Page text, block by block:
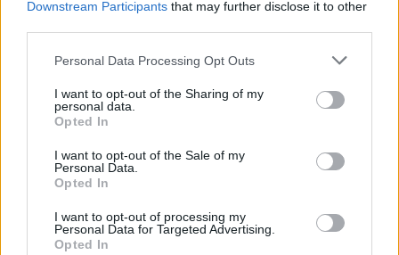
Downstream Participants that may further disclose it to other
Please note that this website/app uses one or more Google
not limited to your visit or usage behaviour. You may click to
grant or deny consent to Google and its third-party tags to
use your data for below specified purposes in below Google
consent section.
Personal Data Processing Opt Outs
I want to opt-out of the Sharing of my
personal data.
Opted In
I want to opt-out of the Sale of my
Personal Data.
Opted In
I want to opt-out of processing my
Personal Data for Targeted Advertising.
Opted In
A százezernyi magyar gazda úgymond praktikusan
agrárközgazdász a Klubrádió július 23-i, Eurozóna
adásában, amikor azt mondta: